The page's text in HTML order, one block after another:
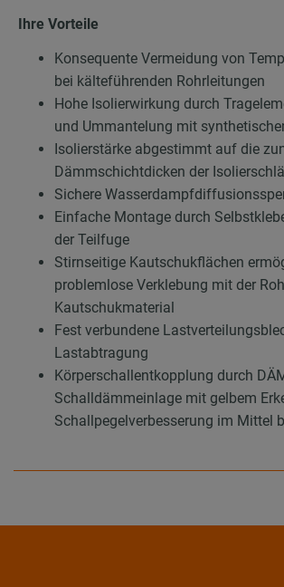
Ihre Vorteile
Konsequente Vermeidung von
bei kälteführenden Rohrleitungen
Hohe Isolierwirkung durch
und Ummantelung mit
Isolierstärke abgestimmt auf die
Dämmschichtdicken der
Sichere
Einfache Montage durch
der Teilfuge
Stirnseitige Kautschukflächen
problemlose Verklebung mit der
Kautschukmaterial
Fest verbundene
Lastabtragung
Körperschallentkopplung durch
Schalldämmeinlage mit gelbem
Schallpegelverbesserung im Mittel